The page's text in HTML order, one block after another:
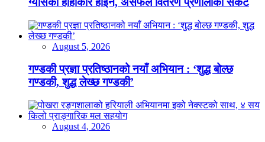
August 5, 2026
गण्डकी प्रज्ञा प्रतिष्ठानको नयाँ अभियान : ‘शुद्ध बोल्छ
गण्डकी, शुद्ध लेख्छ गण्डकी’
August 4, 2026